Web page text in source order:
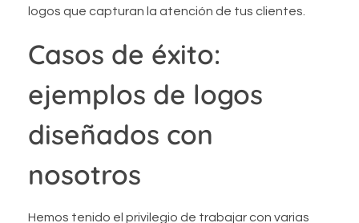
logos que capturan la atención de tus clientes.
Casos de éxito:
ejemplos de logos
diseñados con
nosotros
Hemos tenido el privilegio de trabajar con varias